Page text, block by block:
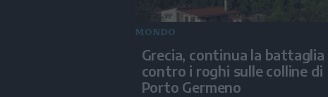
MONDO
Grecia, continua la battaglia
contro i roghi sulle colline di
Porto Germeno